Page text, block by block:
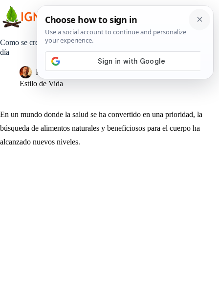
contenido
Como se crea el Kefir paso a paso y porque consumirlo cada
día
Pedro Lisperguer
19 octubre, 2023
Estilo de Vida
En un mundo donde la salud se ha convertido en una prioridad, la
búsqueda de alimentos naturales y beneficiosos para el cuerpo ha
alcanzado nuevos niveles.